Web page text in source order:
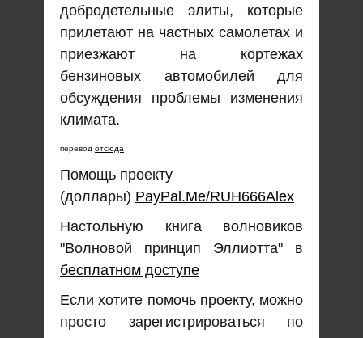
добродетельные элиты, которые
прилетают на частных самолетах и
приезжают на кортежах
бензиновых автомобилей для
обсуждения проблемы изменения
климата.
перевод отсюда
Помощь проекту
(доллары) PayPal.Me/RUH666Alex
Настольную книга волновиков
"Волновой принцип Эллиотта" в
бесплатном доступе
Если хотите помочь проекту, можно
просто зарегистрироваться по